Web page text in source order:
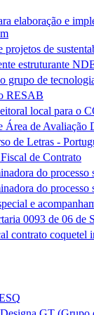
elaboração e
de
estruturante
grupo de
RESAB
local para o
de
de Letras -
de Contrato
do
do
e
0093 de 06 de
contrato coquetel